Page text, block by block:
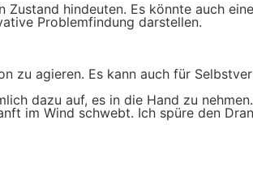
hindeuten. Es könnte auch
Problemfindung darstellen.
zu agieren. Es kann auch für
dazu auf, es in die Hand zu nehmen.
im Wind schwebt. Ich spüre den